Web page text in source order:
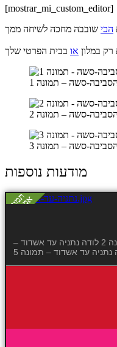
[mostrar_mi_custom_editor]
הכי
במלון או בבית הפרטי שלך
סשה – תמונה 1
סשה – תמונה 2
סשה – תמונה 3
מודעות נוספות
רוסיה יפה הרוסיה ישראלית הכי פצצה תגרום לך להנאה בלתי פוסקת. הזדמנות שלא תחזור תזמין אותה אליך… לבית או למלון לודה נתניה עד אשדוד – תמונה 1 לודה נתניה עד אשדוד – תמונה 2 לודה נתניה עד אשדוד –